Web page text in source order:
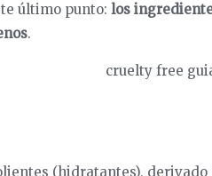
último punto: los
.
(hidratantes), derivado